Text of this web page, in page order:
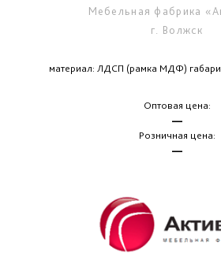
Мебельная фабрика
г. Волжск
материал: ЛДСП (рамка МДФ)
Оптовая цена:
—
Розничная цена:
—